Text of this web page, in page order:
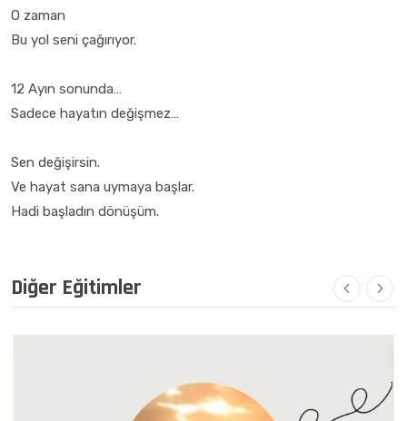
O zaman
Bu yol seni çağırıyor.
12 Ayın sonunda…
Sadece hayatın değişmez…
Sen değişirsin.
Ve hayat sana uymaya başlar.
Hadi başladın dönüşüm.
Diğer Eğitimler